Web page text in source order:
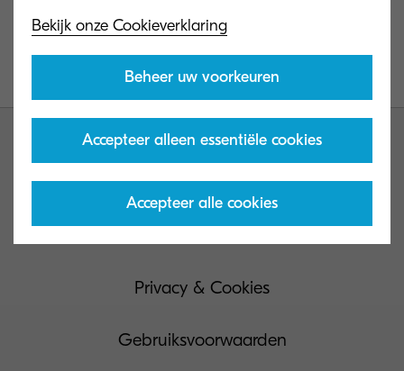
Privacy & Cookies
Gebruiksvoorwaarden
Bekijk onze Cookieverklaring
Beheer uw voorkeuren
Accepteer alleen essentiële cookies
Accepteer alle cookies